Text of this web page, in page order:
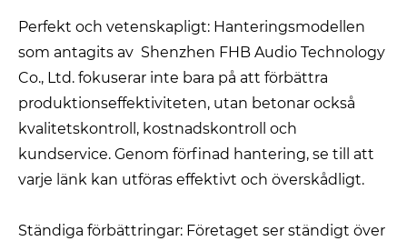
Perfekt och vetenskapligt: ​​Hanteringsmodellen
som antagits av Shenzhen FHB Audio Technology
Co., Ltd. fokuserar inte bara på att förbättra
produktionseffektiviteten, utan betonar också
kvalitetskontroll, kostnadskontroll och
kundservice. Genom förfinad hantering, se till att
varje länk kan utföras effektivt och överskådligt.
Ständiga förbättringar: Företaget ser ständigt över